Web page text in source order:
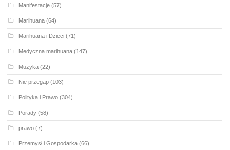
Manifestacje (57)
Marihuana (64)
Marihuana i Dzieci (71)
Medyczna marihuana (147)
Muzyka (22)
Nie przegap (103)
Polityka i Prawo (304)
Porady (58)
prawo (7)
Przemysł i Gospodarka (66)